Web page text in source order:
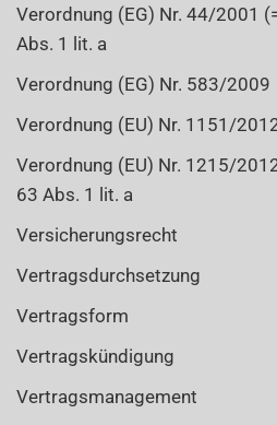
Verordnung (EG) Nr. 44/2001
Abs. 1 lit. a
Verordnung (EG) Nr. 583/2009
Verordnung (EU) Nr. 1151/
Verordnung (EU) Nr. 1215/
63 Abs. 1 lit. a
Versicherungsrecht
Vertragsdurchsetzung
Vertragsform
Vertragskündigung
Vertragsmanagement